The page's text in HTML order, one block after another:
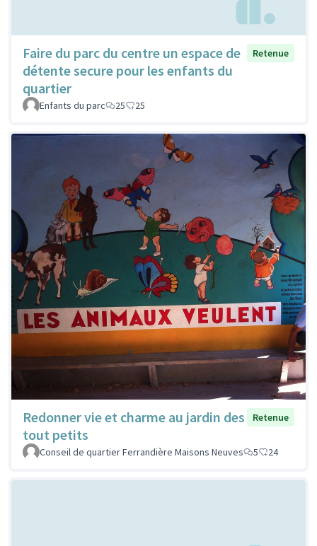
Faire du parc du centre un espace de
détente secure pour les enfants du
quartier
Retenue
Enfants du parc 25 25
Redonner vie et charme au jardin des
tout petits
Retenue
Conseil de quartier Ferrandière Maisons Neuves 5 24